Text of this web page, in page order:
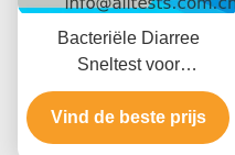
Bacteriële Diarree
Sneltest voor
Shigella/Cholerae/C.diff
met 10 Minuten Leestijd,
CE Gecertificeerd en
Vind de beste prijs